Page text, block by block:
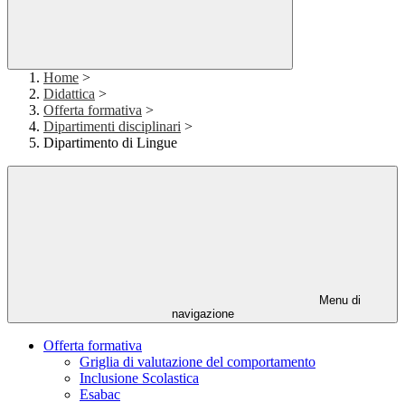
Home >
Didattica >
Offerta formativa >
Dipartimenti disciplinari >
Dipartimento di Lingue
Menu di
navigazione
Offerta formativa
Griglia di valutazione del comportamento
Inclusione Scolastica
Esabac